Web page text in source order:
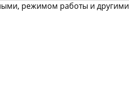
режимом работы и другими